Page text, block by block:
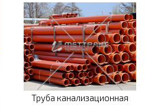
Труба канализационная